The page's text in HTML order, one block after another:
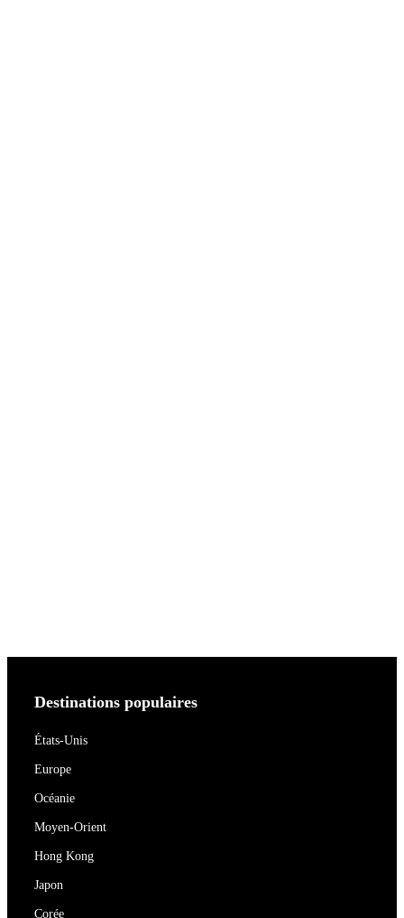
Destinations populaires
États-Unis
Europe
Océanie
Moyen-Orient
Hong Kong
Japon
Corée